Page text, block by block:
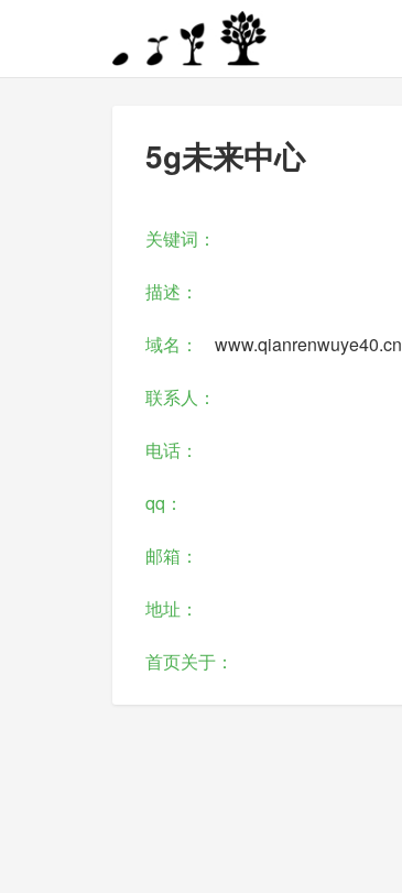
5g未来中心
关键词：
描述：
域名： www.qianrenwuye40.cn
联系人：
电话：
qq：
邮箱：
地址：
首页关于：